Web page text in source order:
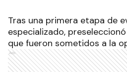
Tras una primera etapa de
especializado,
que fueron sometidos a la
Ads